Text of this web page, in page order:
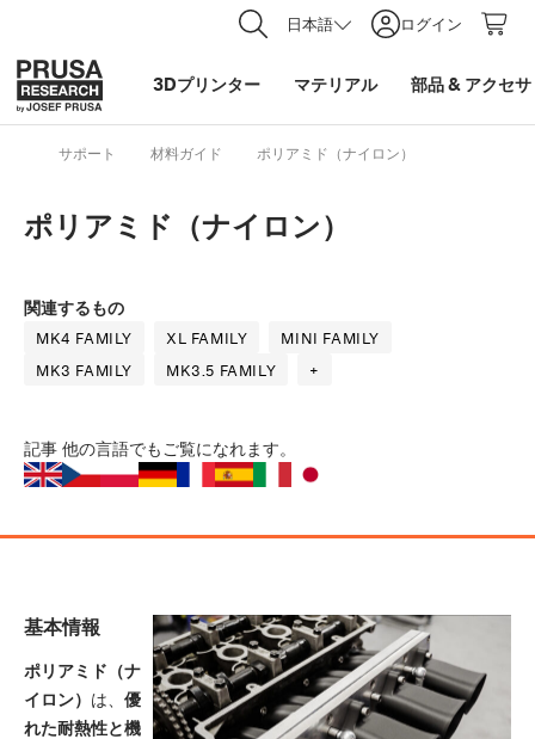
日本語 ログイン
3Dプリンター マテリアル 部品& アクセ
サポート 材料ガイド ポリアミド（ナイロン）
ポリアミド（ナイロン）
関連するもの
MK4 FAMILY XL FAMILY
MINI FAMILY
MK3 FAMILY
MK3.5 FAMILY +
記事 他の言語でもご覧になれます。
基本情報
ポリアミド（ナ
イロン） は、 優
れた耐熱性と機